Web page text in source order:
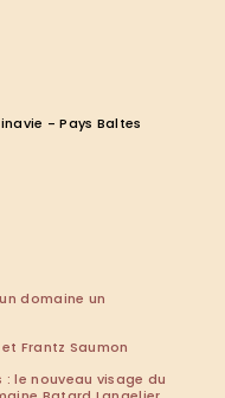
- Pays Baltes
domaine un
Frantz Saumon
le nouveau visage du